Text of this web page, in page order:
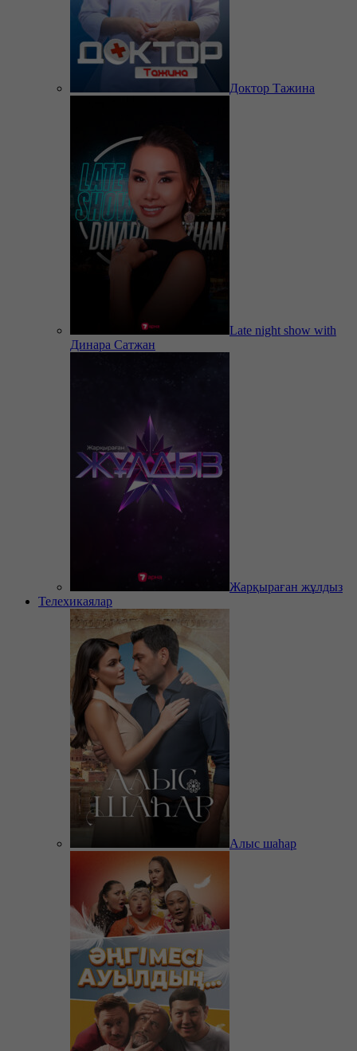
Доктор Тажина
Late night show with
Динара Сатжан
Жарқыраған жұлдыз
Телехикаялар
Алыс шаһар